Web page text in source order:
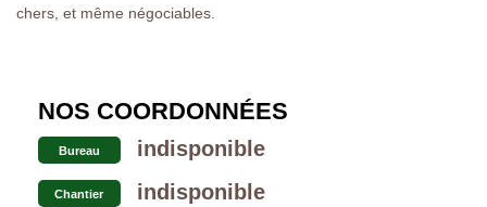
chers, et même négociables.
NOS COORDONNÉES
Bureau indisponible
Chantier indisponible